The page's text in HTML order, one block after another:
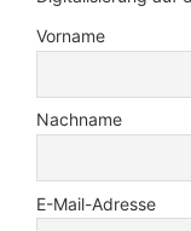
Vorname
Nachname
E-Mail-Adresse